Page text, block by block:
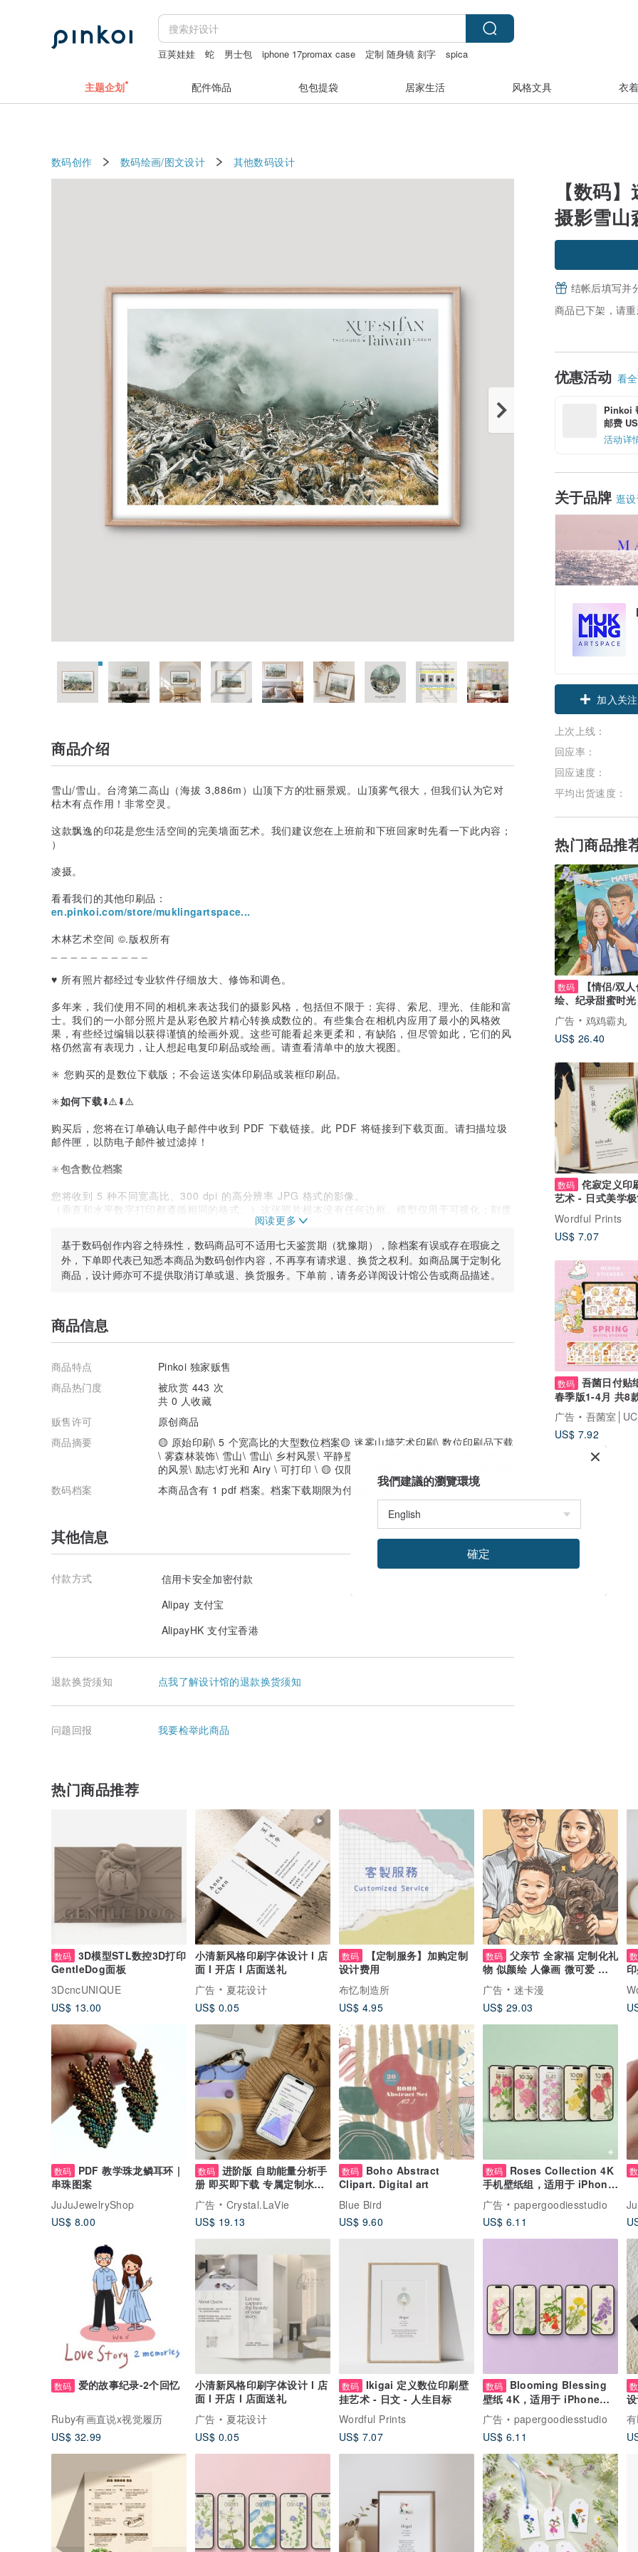
豆荚娃娃 蛇 男士包 iphone 17promax case 定制 随身镜 刻字
spica
主题企划 配件饰品 包包提袋 居家生活 风格文具 衣
数码创作 数码绘画/图文设计 其他数码设计
【数码
摄影雪山
结帐后填写并
商品已下架，请
优惠活动 看
Pinkoi
邮费
活动详
关于品牌 逛
加入关注
上次上线：
回应率：
回应速度：
平均出货速度：
热门商品推
数码
【情侣/双
绘、纪录甜蜜时
制化/情侣 (收费
计)
广告
鸡鸡霸丸
US$ 26.40
数码 侘寂定义印
艺术 - 日式美学
义语言
Wordful Prints
US$ 7.07
数码 吾菌日付贴
春季版1-4月 共8
子手帐日历素材
广告
吾菌室│UCHINO
US$ 7.92
商品介绍
雪山/雪山。台湾第二高山（海拔 3,886m）山顶下方的壮丽景观。山顶雾气很大，但我们认为它对
枯木有点作用！非常空灵。
这款飘逸的印花是您生活空间的完美墙面艺术。我们建议您在上班前和下班回家时先看一下此内容；
）
凌摄。
看看我们的其他印刷品：
en.pinkoi.com/store/muklingartspace...
木林艺术空间 ©.版权所有
♥️ 所有照片都经过专业软件仔细放大、修饰和调色。
多年来，我们使用不同的相机来表达我们的摄影风格，包括但不限于：宾得、索尼、理光、佳能和富
士。我们的一小部分照片是从彩色胶片精心转换成数位的。有些集合在相机内应用了最小的风格效
果，有些经过编辑以获得谨慎的绘画外观。这些可能看起来更柔和，有缺陷，但尽管如此，它们的风
格仍然富有表现力，让人想起电复印刷品或绘画。请查看清单中的放大视图。
✳️ 您购买的是数位下载版；不会运送实体印刷品或装框印刷品。
✳️如何下载⬇️⚠️⬇️⚠️
购买后，您将在订单确认电子邮件中收到 PDF 下载链接。此 PDF 将链接到下载页面。请扫描垃圾
邮件匣，以防电子邮件被过滤掉！
✳️包含数位档案
您将收到 5 种不同宽高比、300 dpi 的高分辨率 JPG 格式的影像。
（垂直和水平数字打印都遵循相同的格式。）这张照片根本没有任何边框。模型仅用于可视化；刻度
您将在以下位置收到大型 JPG 档案的档案大小和纵横比：
▪️ A1 __ 594 x 841 (mm) — 这相当于比例 5:7（高达 99% 的贴合度）
▪️ 比例 4:5 __ 24"x 30"
▪️ 比例11:14 __ 11”× 14”
您提供协助！
您可以在当地的打印服务处（强烈建议）或在家中打印此内容。请选择优质、厚重的艺术纸以获得最
佳效果。如果您喜欢的话，就选择画布！ :)
我在 M1 Mac 上使用 Adobe 软件处理所有文件。众所周知，Mac 显示器可以产生相当准确的颜
色。如果电脑和家用打印机之间的色调发生显着变化，则颜色校准可能会有所帮助。
出更深、更丰富的颜色。不同类型和品牌的家用打印机也会产生不同的效果。尝试一些测试打印。
不同的电脑、打印机和纸张也不可避免地会向观众呈现不同的色调。请向印刷商确认他们是否能够为
️ *重要* 以大于提供的原始文件的尺寸打印可能会导致品质下降。我可能有一些更大尺寸的艺术品，
请检查一下:)请勿压缩或缩小文件以发送到打印服务 - 分辨率损失会影响打印质量。
从 MukLingArtSpace © 购买的所有艺术品仅供个人使用。您可以打印艺术品以在家中或办公室展
其作为数位文件或实体艺术品复制、修改、复制、出售、传播、共享或分发，以获取商业或非商业收
益。版权所有。
基于数码创作内容之特殊性，数码商品可不适用七天鉴赏期（犹豫期），除档案有误或存在瑕疵之
外，下单即代表已知悉本商品为数码创作内容，不再享有请求退、换货之权利。如商品属于定制化
商品，设计师亦可不提供取消订单或退、换货服务。下单前，请务必详阅设计馆公告或商品描述。
商品信息
商品特点
Pinkoi 独家贩售
商品热门度
被欣赏 443 次
共 0 人收藏
贩售许可
原创商品
商品摘要
🟡 原始印刷\ 5 个宽高比的大型数位档案🟡 迷雾山墙艺术印刷\ 数位印刷品下载
\ 雾森林装饰\ 雪山\ 雪山\ 乡村风景\ 平静壁纸\ 台湾旅游照片\ 自然摄影\ 雄伟
的风景\ 励志\灯光和 Airy \ 可打印 \ 🟡 仅限个人使用 \ PDF 文件中的下载链接
数码档案
本商品含有 1 pdf 档案。档案下载期限为付款成功后 15 天内。
其他信息
付款方式
信用卡安全加密付款
Alipay 支付宝
AlipayHK 支付宝香港
退款换货须知 点我了解设计馆的退款换货须知
问题回报 我要检举此商品
热门商品推荐
数码 3D模型STL数控3D打印
GentleDog面板
3DcncUNIQUE
US$ 13.00
小清新风格印刷字体设计 l 店
面 l 开店 l 店面送礼
广告
夏花设计
US$ 0.05
数码
【定制服务】加购定制
设计费用
布忆制造所
US$ 4.95
数码 父亲节 全家福 定制化礼
物 似颜绘 人像画 微可爱 先
联络
广告
迷卡漫
US$ 29.03
数码
PDF 教学珠龙鳞耳环 |
串珠图案
JuJuJewelryShop
US$ 8.00
数码 进阶版 自助能量分析手
册 即买即下载 专属定制水晶
数字手链配对
广告
Crystal.LaVie
US$ 19.13
数码
Boho Abstract
Clipart. Digital art
Blue Bird
US$ 9.60
数码
Roses Collection 4K
手机壁纸组，适用于 iPhone-
iPad 及 Android 手机 - 平板
广告
papergoodiesstudio
US$ 6.11
数码 爱的故事纪录-2个回忆
Ruby有画直说x视觉履历
US$ 32.99
小清新风格印刷字体设计 l 店
面 l 开店 l 店面送礼
广告
夏花设计
US$ 0.05
数码 Ikigai 定义数位印刷壁
挂艺术 - 日文 - 人生目标
Wordful Prints
US$ 7.07
数码
Blooming Blessing
壁纸 4K，适用于 iPhone、
iPad、Android 手机与平板
电脑
广告
papergoodiesstudio
US$ 6.11
我們建議的瀏覽環境
確定